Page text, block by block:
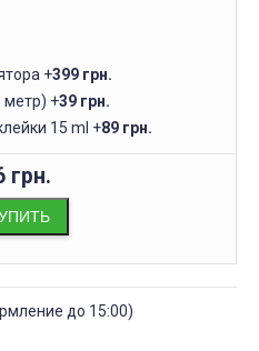
+399 грн.
метр) +39 грн.
15 ml +89 грн.
грн.
до 15:00)